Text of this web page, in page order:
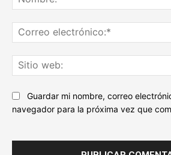
comentario...
Guardar mi nombre, correo
navegador para la próxima vez que